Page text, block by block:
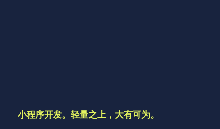
小程序开发。轻量之上，大有可为。